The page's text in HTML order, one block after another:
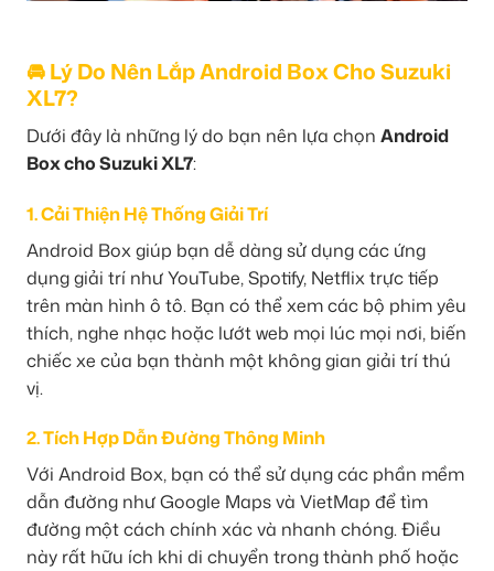
🚘 Lý Do Nên Lắp Android Box Cho Suzuki
XL7?
Dưới đây là những lý do bạn nên lựa chọn Android
Box cho Suzuki XL7:
1. Cải Thiện Hệ Thống Giải Trí
Android Box giúp bạn dễ dàng sử dụng các ứng
dụng giải trí như YouTube, Spotify, Netflix trực tiếp
trên màn hình ô tô. Bạn có thể xem các bộ phim yêu
thích, nghe nhạc hoặc lướt web mọi lúc mọi nơi, biến
chiếc xe của bạn thành một không gian giải trí thú
vị.
2. Tích Hợp Dẫn Đường Thông Minh
Với Android Box, bạn có thể sử dụng các phần mềm
dẫn đường như Google Maps và VietMap để tìm
đường một cách chính xác và nhanh chóng. Điều
này rất hữu ích khi di chuyển trong thành phố hoặc